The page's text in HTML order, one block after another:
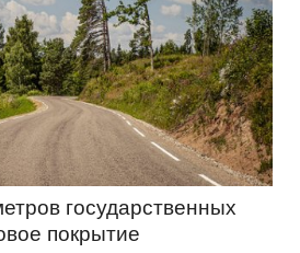
государственных
покрытие